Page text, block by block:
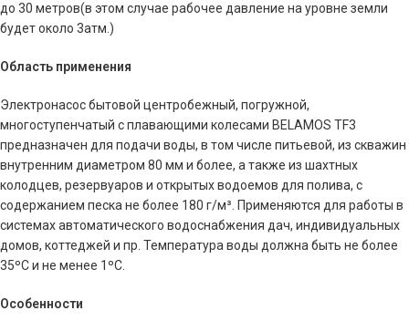
до 30 метров(в этом случае рабочее давление на уровне земли
будет около 3атм.)
Область применения
Электронасос бытовой центробежный, погружной,
многоступенчатый c плавающими колесами BELAMOS TF3
предназначен для подачи воды, в том числе питьевой, из скважин
внутренним диаметром 80 мм и более, а также из шахтных
колодцев, резервуаров и открытых водоемов для полива, с
содержанием песка не более 180 г/м³. Применяются для работы в
системах автоматического водоснабжения дач, индивидуальных
домов, коттеджей и пр. Температура воды должна быть не более
35ºС и не менее 1ºС.
Особенности